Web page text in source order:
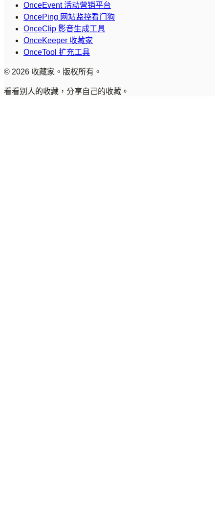
OnceEvent 活动营销平台
OncePing 网站监控看门狗
OnceClip 影音生成工具
OnceKeeper 收藏家
OnceTool 扩充工具
© 2026 收藏家。版权所有。
看看别人的收藏，分享自己的收藏。